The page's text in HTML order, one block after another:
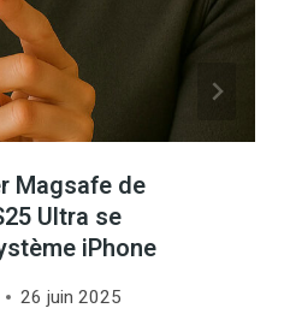
Magsafe de
Ultra se
iPhone
26 juin 2025